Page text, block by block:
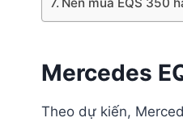
Mercedes
Theo dự kiến,